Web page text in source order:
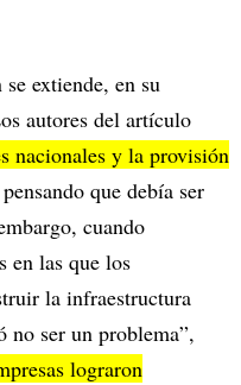
extiende, en su
autores del artículo
nacionales y la provisión
que debía ser
cuando
en las que los
la infraestructura
no ser un problema”,
lograron